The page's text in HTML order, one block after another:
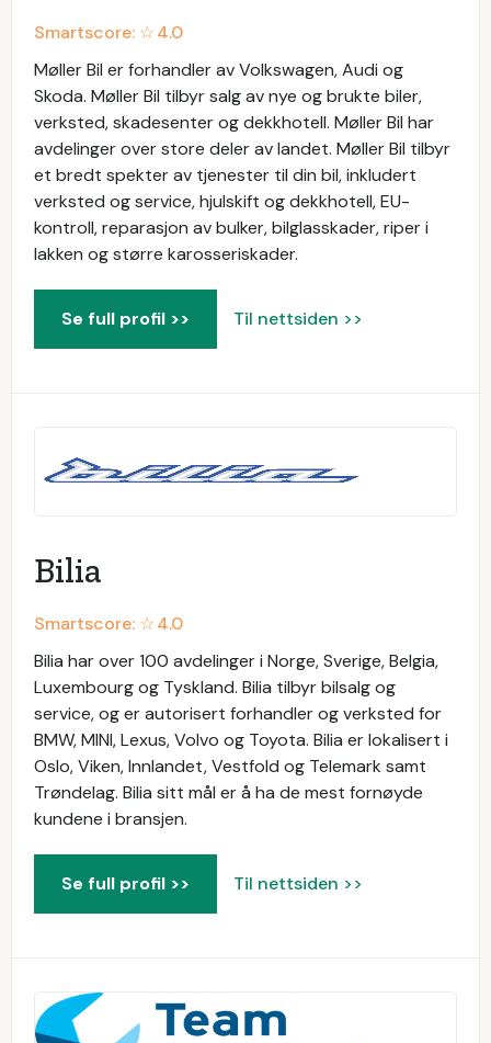
Smartscore: ☆4.0
Møller Bil er forhandler av Volkswagen, Audi og
Skoda. Møller Bil tilbyr salg av nye og brukte biler,
verksted, skadesenter og dekkhotell. Møller Bil har
avdelinger over store deler av landet. Møller Bil tilbyr
et bredt spekter av tjenester til din bil, inkludert
verksted og service, hjulskift og dekkhotell, EU-
kontroll, reparasjon av bulker, bilglasskader, riper i
lakken og større karosseriskader.
Se full profil >> Til nettsiden >>
Bilia
Smartscore: ☆4.0
Bilia har over 100 avdelinger i Norge, Sverige, Belgia,
Luxembourg og Tyskland. Bilia tilbyr bilsalg og
service, og er autorisert forhandler og verksted for
BMW, MINI, Lexus, Volvo og Toyota. Bilia er lokalisert i
Oslo, Viken, Innlandet, Vestfold og Telemark samt
Trøndelag. Bilia sitt mål er å ha de mest fornøyde
kundene i bransjen.
Se full profil >> Til nettsiden >>